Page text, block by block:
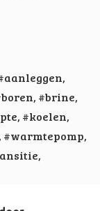
,
, #brine,
, #koelen,
, #warmtepomp,
,